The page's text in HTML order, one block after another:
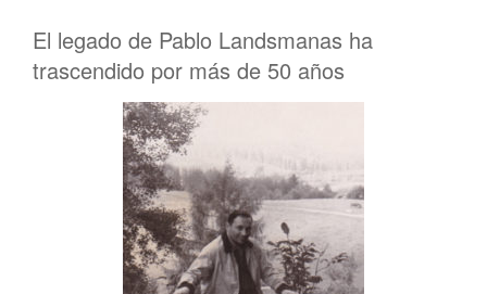
El legado de Pablo Landsmanas ha
trascendido por más de 50 años